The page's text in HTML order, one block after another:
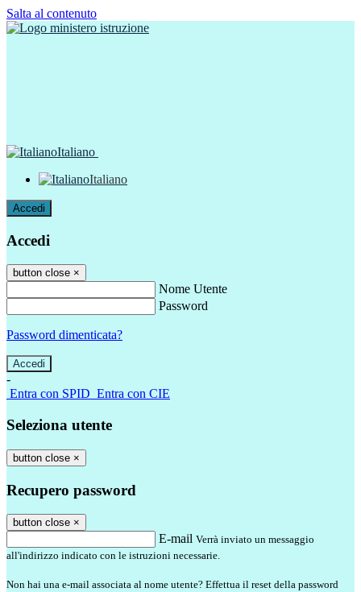
Salta al contenuto
Italiano
Italiano
Accedi
Accedi
button close ×
Nome Utente
Password
Password dimenticata?
-
Entra con SPID Entra con CIE
Seleziona utente
button close ×
Recupero password
button close ×
E-mail Verrà inviato un messaggio
all'indirizzo indicato con le istruzioni necessarie.
Non hai una e-mail associata al nome utente? Effettua il reset della password